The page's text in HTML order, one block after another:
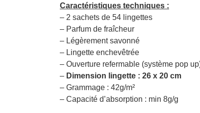
Caractéristiques techniques :
– 2 sachets de 54 lingettes
– Parfum de fraîcheur
– Légèrement savonné
– Lingette enchevêtrée
– Ouverture refermable (système pop
– Dimension lingette : 26 x 20 cm
– Grammage : 42g/m²
– Capacité d’absorption : min 8g/g